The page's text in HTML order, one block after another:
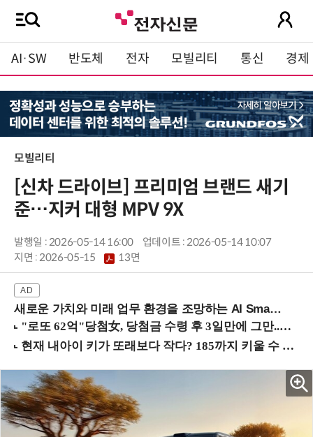
AI·SW 반도체 전자 모빌리티 통신 경제
모빌리티
[신차 드라이브] 프리미엄 브랜드 새기
준…지커 대형 MPV 9X
발행일 : 2026-05-14 16:00
업데이트 : 2026-05-14 10:07
지면 :2026-05-15 13면
새로운 가치와 미래 업무 환경을 조망하는 AI Smart Work Summit 2026 (9/11 코엑스)